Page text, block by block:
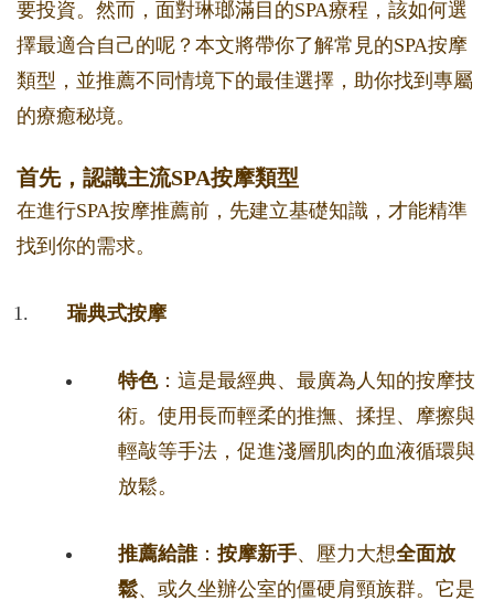
要投資。然而，面對琳瑯滿目的SPA療程，該如何選
擇最適合自己的呢？本文將帶你了解常見的SPA按摩
類型，並推薦不同情境下的最佳選擇，助你找到專屬
的療癒秘境。
首先，認識主流SPA按摩類型
在進行SPA按摩推薦前，先建立基礎知識，才能精準
找到你的需求。
瑞典式按摩
特色：這是最經典、最廣為人知的按摩技
術。使用長而輕柔的推撫、揉捏、摩擦與
輕敲等手法，促進淺層肌肉的血液循環與
放鬆。
推薦給誰： 按摩新手、壓力大想全面放
鬆、或久坐辦公室的僵硬肩頸族群。它是